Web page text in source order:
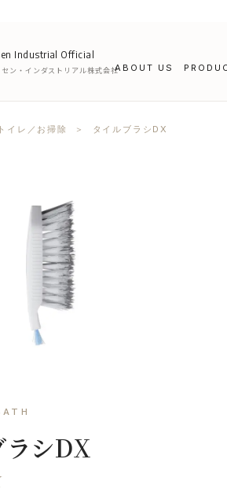
Industrial Official
セン・インダストリアル株式会社ABOUT US
トイレ／お掃除 ＞ タイルブラシDX
ラシDX